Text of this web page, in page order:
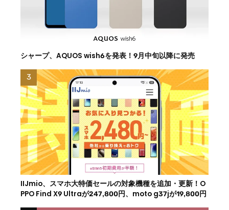
シャープ、AQUOS wish6を発表！9月中旬以降に発売
IIJmio、スマホ大特価セールの対象機種を追加・更新！O
PPO Find X9 Ultraが247,800円、moto g37jが19,800円